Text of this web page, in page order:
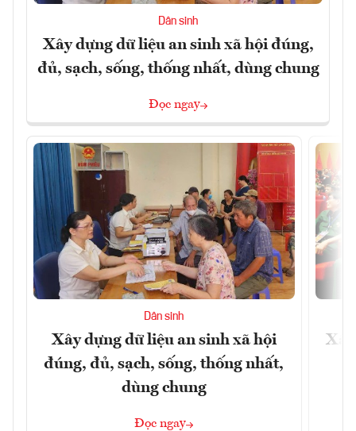
Dân sinh
Xây dựng dữ liệu an sinh xã hội đúng,
đủ, sạch, sống, thống nhất, dùng chung
Đọc ngay
Dân sinh
Xây dựng dữ liệu an sinh xã hội
đúng, đủ, sạch, sống, thống nhất,
dùng chung
Đọc ngay